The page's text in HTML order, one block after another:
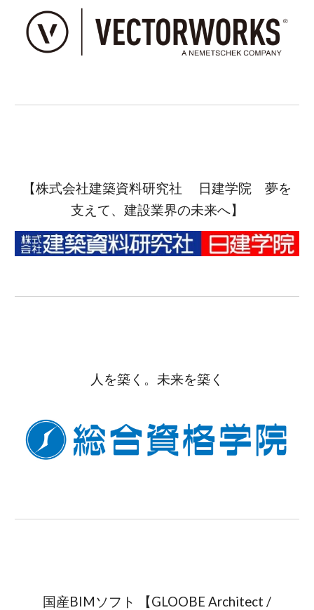
【株式会社建築資料研究社 日建学院 夢を
支えて、建設業界の未来へ】
人を築く。未来を築く
国産BIMソフト 【GLOOBE Architect /